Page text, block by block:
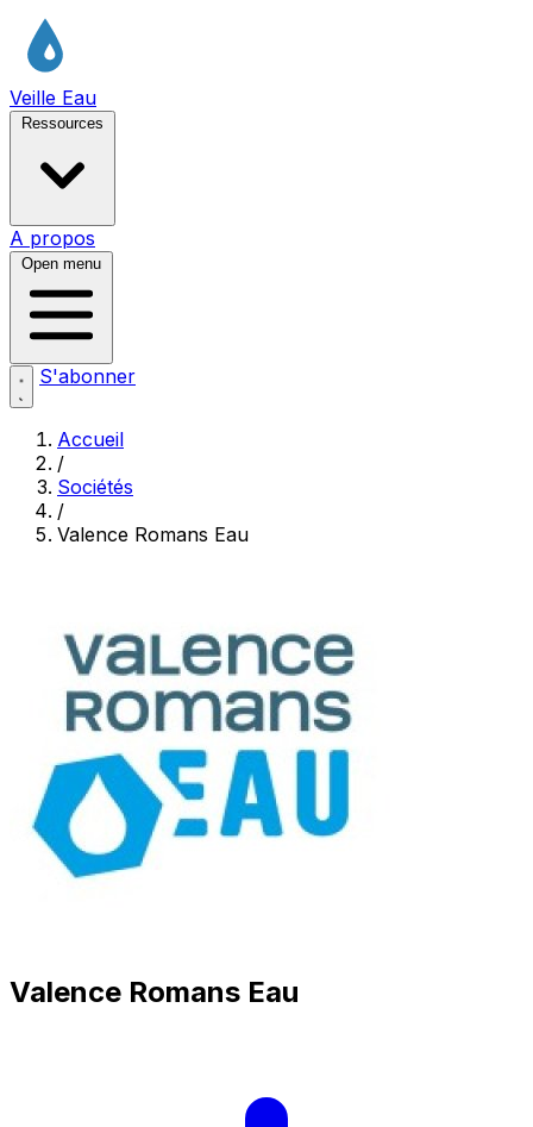
Veille Eau
Ressources
A propos
Open menu
S'abonner
Accueil
/
Sociétés
/
Valence Romans Eau
Valence Romans Eau